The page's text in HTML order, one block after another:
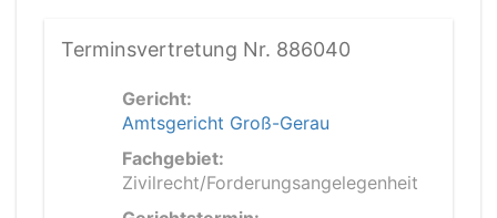
Terminsvertretung Nr. 886040
Gericht:
Amtsgericht Groß-Gerau
Fachgebiet:
Zivilrecht/Forderungsangelegenheit